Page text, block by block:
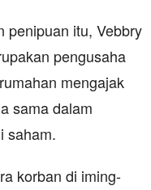
penipuan itu, Vebbry
pengusaha
mengajak
sama dalam
saham.
korban di iming-